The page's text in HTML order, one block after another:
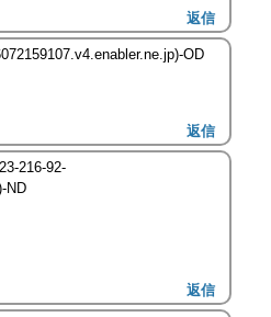
返信
OD
返信
216-92-
ND
返信